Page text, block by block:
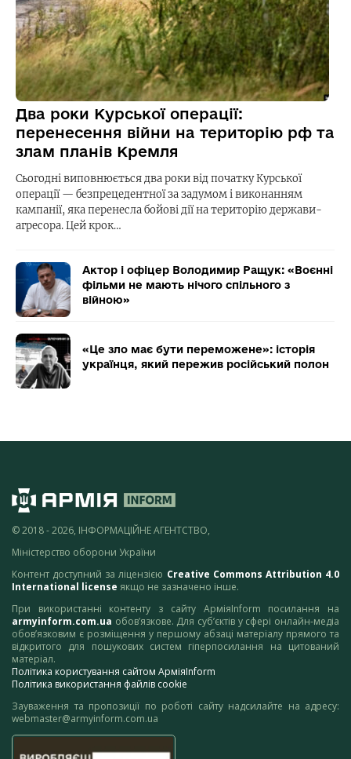
Два роки Курської операції:
перенесення війни на територію рф та
злам планів Кремля
Сьогодні виповнюється два роки від початку Курської
операції — безпрецедентної за задумом і виконанням
кампанії, яка перенесла бойові дії на територію держави-
агресора. Цей крок…
Актор і офіцер Володимир Ращук: «Воєнні
фільми не мають нічого спільного з
війною»
«Це зло має бути переможене»: історія
українця, який пережив російський полон
© 2018 - 2026, ІНФОРМАЦІЙНЕ АГЕНТСТВО,
Міністерство оборони України
Контент доступний за ліцензією Creative Commons Attribution 4.0
International license якщо не зазначено інше.
При використанні контенту з сайту АрміяInform посилання на
armyinform.com.ua обов’язкове. Для суб’єктів у сфері онлайн-медіа
обов’язковим є розміщення у першому абзаці матеріалу прямого та
відкритого для пошукових систем гіперпосилання на цитований
матеріал.
Політика користування сайтом АрміяInform
Політика використання файлів cookie
Зауваження та пропозиції по роботі сайту надсилайте на адресу:
webmaster@armyinform.com.ua